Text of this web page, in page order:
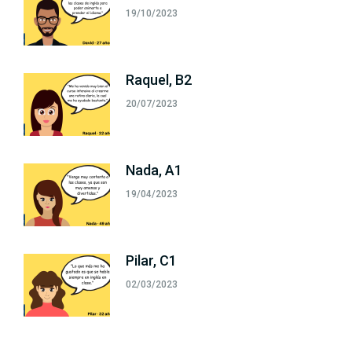
19/10/2023
Raquel, B2
20/07/2023
Nada, A1
19/04/2023
Pilar, C1
02/03/2023